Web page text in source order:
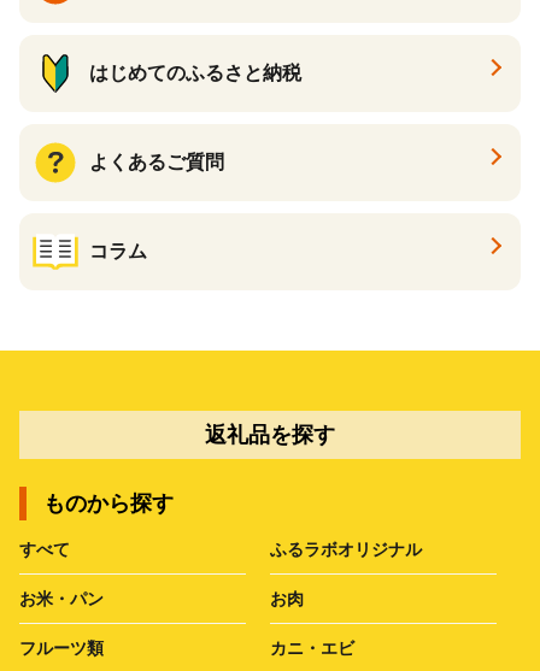
はじめてのふるさと納税
よくあるご質問
コラム
返礼品を探す
ものから探す
すべて ふるラボオリジナル
お米・パン お肉
フルーツ類 カニ・エビ